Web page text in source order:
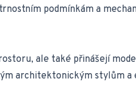
podmínkám a
ale také přinášejí
architektonickým stylům